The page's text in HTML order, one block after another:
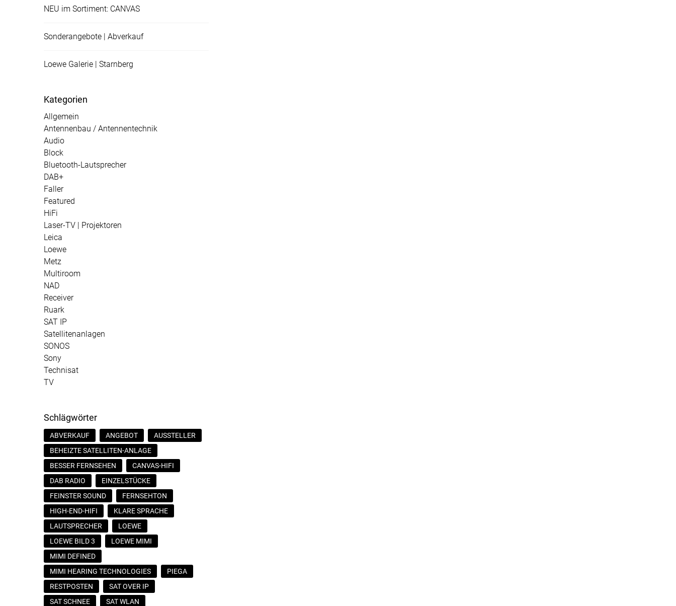
NEU im Sortiment: CANVAS
Sonderangebote | Abverkauf
Loewe Galerie | Starnberg
Kategorien
Allgemein
Antennenbau / Antennentechnik
Audio
Block
Bluetooth-Lautsprecher
DAB+
Faller
Featured
HiFi
Laser-TV | Projektoren
Leica
Loewe
Metz
Multiroom
NAD
Receiver
Ruark
SAT IP
Satellitenanlagen
SONOS
Sony
Technisat
TV
Schlägwörter
ABVERKAUF ANGEBOT
AUSSTELLER
BEHEIZTE SATELLITEN-ANLAGE
BESSER FERNSEHEN
CANVAS-HIFI
DAB RADIO
EINZELSTÜCKE
FEINSTER SOUND
FERNSEHTON
HIGH-END-HIFI
KLARE SPRACHE
LAUTSPRECHER
LOEWE
LOEWE BILD 3
LOEWE MIMI
MIMI DEFINED
MIMI HEARING TECHNOLOGIES
PIEGA
RESTPOSTEN
SAT OVER IP
SAT SCHNEE
SAT WLAN